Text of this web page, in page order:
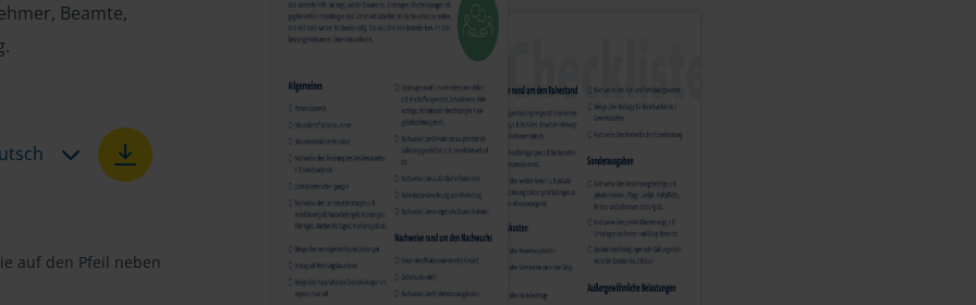
Beamte,
auf den Pfeil neben